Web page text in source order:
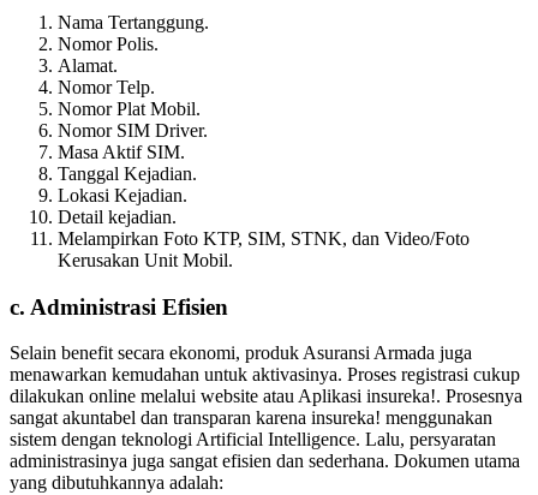
Nama Tertanggung.
Nomor Polis.
Alamat.
Nomor Telp.
Nomor Plat Mobil.
Nomor SIM Driver.
Masa Aktif SIM.
Tanggal Kejadian.
Lokasi Kejadian.
Detail kejadian.
Melampirkan Foto KTP, SIM, STNK, dan Video/Foto
Kerusakan Unit Mobil.
c. Administrasi Efisien
Selain benefit secara ekonomi, produk Asuransi Armada juga
menawarkan kemudahan untuk aktivasinya. Proses registrasi cukup
dilakukan online melalui website atau Aplikasi insureka!. Prosesnya
sangat akuntabel dan transparan karena insureka! menggunakan
sistem dengan teknologi Artificial Intelligence. Lalu, persyaratan
administrasinya juga sangat efisien dan sederhana. Dokumen utama
yang dibutuhkannya adalah: